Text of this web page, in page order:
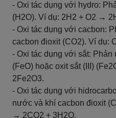
- Oxi tác dụng với hydro:
(H2O). Ví dụ: 2H2 + O2 →
- Oxi tác dụng với cacbon:
cacbon đioxit (CO2). Ví dụ:
- Oxi tác dụng với sắt: Phản
(FeO) hoặc oxit sắt (III)
2Fe2O3.
- Oxi tác dụng với
nước và khí cacbon đioxit
→ 2CO2 + 3H2O.